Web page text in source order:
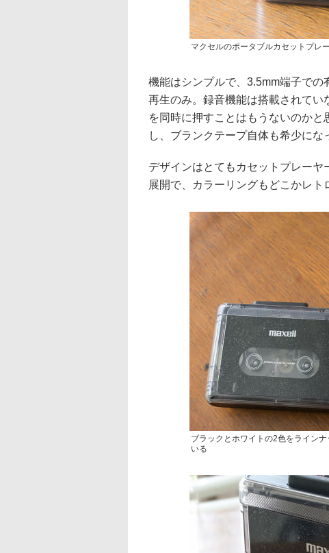
マクセルのポータブルカセットプレ
機能はシンプルで、3.5mm端子で
再生のみ。録音機能は搭載されて
を同時に押すことはもうないのか
し、ブランクテープ自体も希少にな
デザインはとてもカセットプレー
展開で、カラーリングもどこかレト
ブラックとホワイトの2色をライン
いる